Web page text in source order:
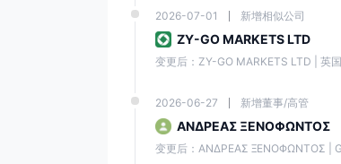
MetaTrader 5，其中拥有众多的技术分析工
它提供卓越的客户服务，提供多种语言和多
它的网站上有一个教育部分，为初学者和高
至于缺点，我们发现主要是每个实体的条
一般信息和监管 高汇
2026-07-01 新增相似公司
ZY-GO MARKETS LTD
变更后：ZY-GO MARKETS LTD | 英
2026-06-27 新增董事/高管
ΑΝΔΡΕΑΣ ΞΕΝΟΦΩΝΤΟΣ
变更后：ΑΝΔΡΕΑΣ ΞΕΝΟΦΩΝΤΟΣ |